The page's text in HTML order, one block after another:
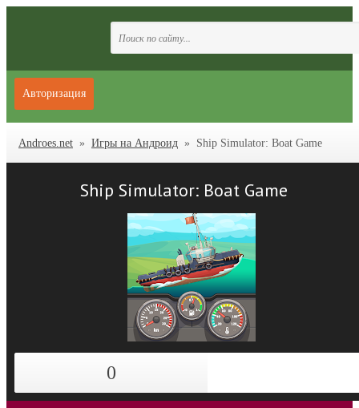
Авторизация
Androes.net » Игры на Андроид » Ship Simulator: Boat Game
Ship Simulator: Boat Game
0